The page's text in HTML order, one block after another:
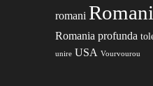
romani
Romania profunda
unire USA Vourvourou